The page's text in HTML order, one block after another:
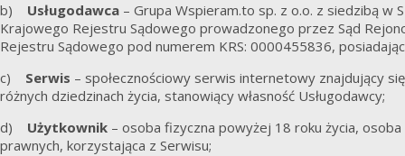
b) Usługodawca – Grupa Wspieram.to sp. z o.o. z siedzibą
Krajowego Rejestru Sądowego prowadzonego przez Sąd
Rejestru Sądowego pod numerem KRS: 0000455836,
c) Serwis – społecznościowy serwis internetowy znajdujący
różnych dziedzinach życia, stanowiący własność Usługodawcy;
d) Użytkownik – osoba fizyczna powyżej 18 roku życia,
prawnych, korzystająca z Serwisu;